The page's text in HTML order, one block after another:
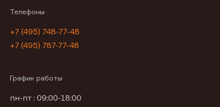
Телефоны
+7 (495) 748-77-48
+7 (495) 787-77-48
График работы
пн-пт : 09:00-18:00